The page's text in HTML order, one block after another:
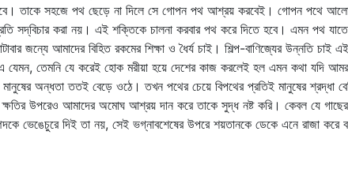
তাকে সহজে পথ ছেড়ে না দিলে সে গোপন পথ আশ্রয় করবেই। গোপন পথে
সদ্‌বিচার করা নয়। এই শক্তিকে চালনা করবার পথ করে দিতে হবে। এমন পথ
জন্যে আমাদের বিহিত রকমের শিক্ষা ও ধৈর্য চাই। শিল্প-বাণিজ্যের উন্নতি চাই
যেমন, তেমনি যে করেই হোক মরীয়া হয়ে দেশের কাজ করলেই হল এমন কথা যদি
অন্ধতা ততই বেড়ে ওঠে। তখন পথের চেয়ে বিপথের প্রতিই মানুষের শ্রদ্ধা
উপরেও আমাদের অমোঘ আশ্রয় দান করে তাকে সুদ্ধ নষ্ট করি। কেবল যে গাছের
ভেঙেচুরে দিই তা নয়, সেই ভগ্নাবশেষের উপরে শয়তানকে ডেকে এনে রাজা করে